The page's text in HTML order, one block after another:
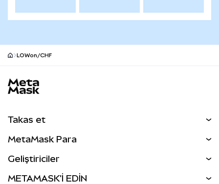
LOWon/CHF
Takas et
Perps
MetaMask Para
Geliştiriciler
METAMASK'İ EDİN